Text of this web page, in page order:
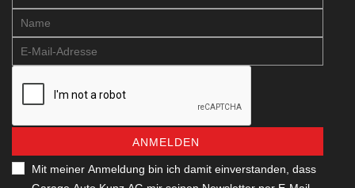
ANMELDEN
Mit meiner Anmeldung bin ich damit einverstanden, dass